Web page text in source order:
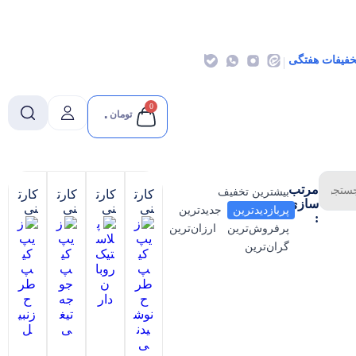
هفتگی
۰ تومان
0
مرتب
سازی
:
بیشترین تخفیف
پربازدیدترین
جدیدترین
پرفروش‌ترین
ارزان‌ترین
گران‌ترین
کارت
نی
کارت
نی
کارت
نی
کارت
نی